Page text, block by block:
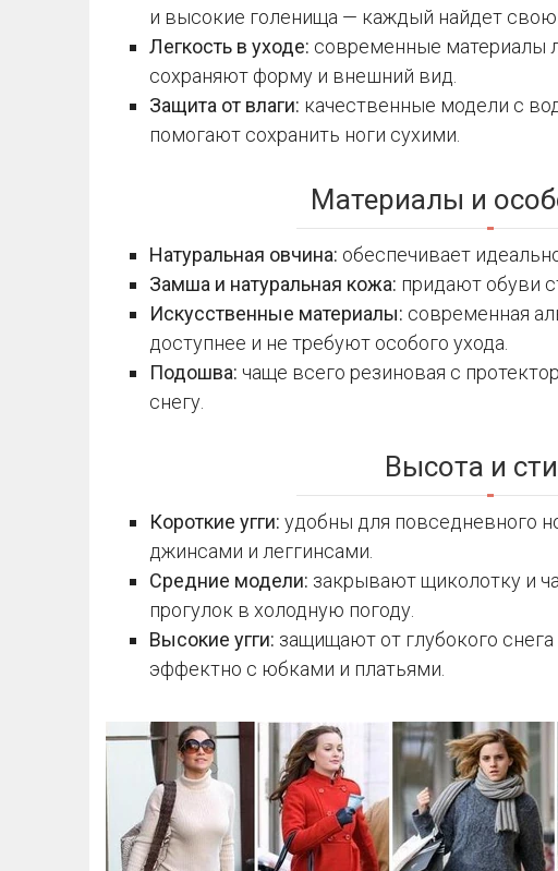
и высокие голенища — каждый найдет свою
Легкость в уходе: современные материалы
сохраняют форму и внешний вид.
Защита от влаги: качественные модели с
помогают сохранить ноги сухими.
Материалы и
Натуральная овчина: обеспечивает
Замша и натуральная кожа: придают обуви
Искусственные материалы: современная
доступнее и не требуют особого ухода.
Подошва: чаще всего резиновая с
снегу.
Высота и
Короткие угги: удобны для повседневного
джинсами и леггинсами.
Средние модели: закрывают щиколотку и
прогулок в холодную погоду.
Высокие угги: защищают от глубокого
эффектно с юбками и платьями.